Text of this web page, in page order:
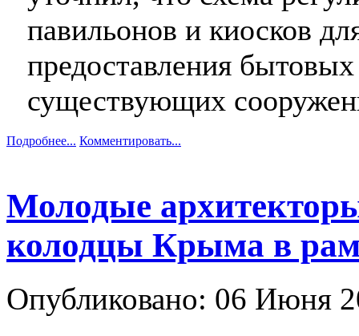
павильонов и киосков
предоставления
существующих
Подробнее... Комментировать...
Молодые
колодцы Крыма в
Опубликовано: 06 Июня